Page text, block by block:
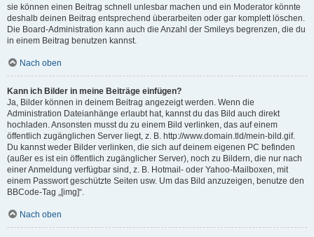
sie können einen Beitrag schnell unlesbar machen und ein Moderator könnte
deshalb deinen Beitrag entsprechend überarbeiten oder gar komplett löschen.
Die Board-Administration kann auch die Anzahl der Smileys begrenzen, die du
in einem Beitrag benutzen kannst.
Nach oben
Kann ich Bilder in meine Beiträge einfügen?
Ja, Bilder können in deinem Beitrag angezeigt werden. Wenn die
Administration Dateianhänge erlaubt hat, kannst du das Bild auch direkt
hochladen. Ansonsten musst du zu einem Bild verlinken, das auf einem
öffentlich zugänglichen Server liegt, z. B. http://www.domain.tld/mein-bild.gif.
Du kannst weder Bilder verlinken, die sich auf deinem eigenen PC befinden
(außer es ist ein öffentlich zugänglicher Server), noch zu Bildern, die nur nach
einer Anmeldung verfügbar sind, z. B. Hotmail- oder Yahoo-Mailboxen, mit
einem Passwort geschützte Seiten usw. Um das Bild anzuzeigen, benutze den
BBCode-Tag „[img]“.
Nach oben